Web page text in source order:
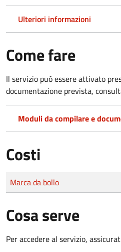
Ulteriori informazioni
Come fare
Il servizio può essere attivato
documentazione prevista,
Moduli da compilare e
Costi
Tipo di pagamento
Importo
Marca da bollo
Cosa serve
Per accedere al servizio,